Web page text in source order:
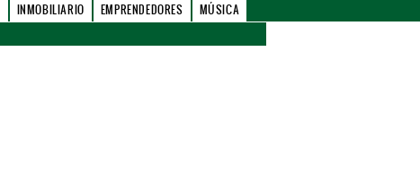
INMOBILIARIO EMPRENDEDORES MÚSICA